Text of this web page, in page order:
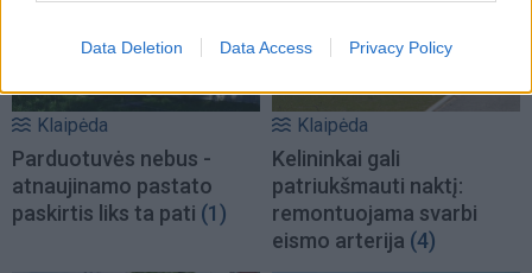
Data Deletion Data Access Privacy Policy
Klaipėda
Parduotuvės nebus -
atnaujinamo pastato
paskirtis liks ta pati (1)
Klaipėda
Kelininkai gali
patriukšmauti naktį:
remontuojama svarbi
eismo arterija (4)